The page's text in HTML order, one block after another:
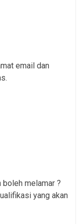
email dan
melamar ?
yang akan